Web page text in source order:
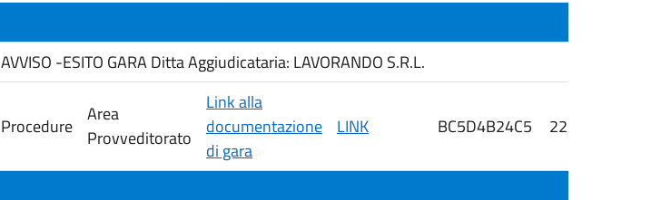
AVVISO -ESITO GARA Ditta Aggiudicataria: LAVORANDO S.R.L.
Procedure
Area
Provveditorato
Link alla
documentazione
di gara
LINK BC5D4B24C5 22/07/2026